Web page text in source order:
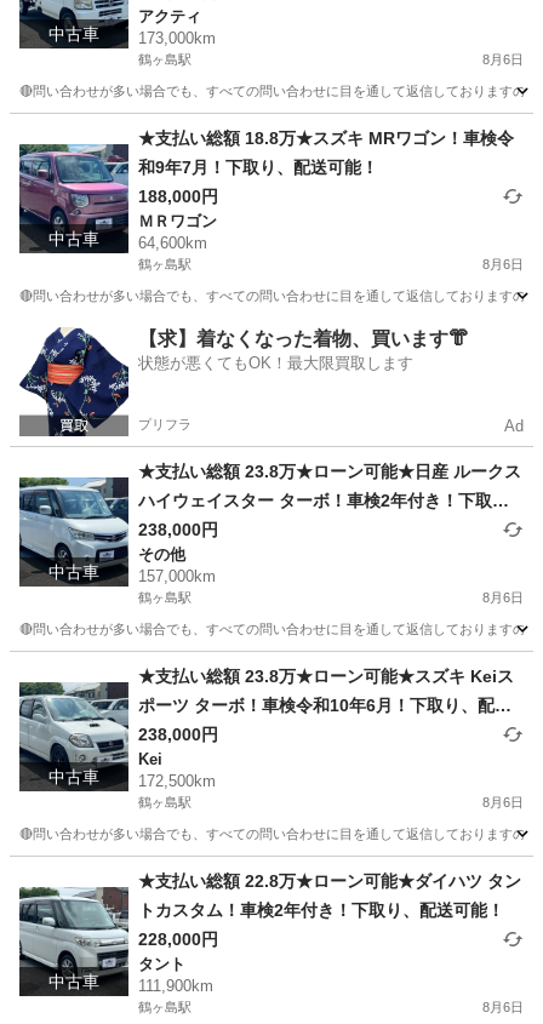
中古車
アクティ
173,000km
鶴ヶ島駅 8月6日
🔴問い合わせが多い場合でも、すべての問い合わせに目を通して返信しております
鶴ヶ島駅 アクティ 車両
中古車
★支払い総額 18.8万★スズキ MRワゴン！車検令
和9年7月！下取り、配送可能！
188,000円
ＭＲワゴン
64,600km
鶴ヶ島駅 8月6日
🔴問い合わせが多い場合でも、すべての問い合わせに目を通して返信しております
埼玉 川越市 鶴ヶ島駅 ＭＲワゴン 車両
【求】着なくなった着物、買います👘
状態が悪くてもOK！最大限買取します
プリフラ Ad
中古車
★支払い総額 23.8万★ローン可能★日産 ルークス
ハイウェイスター ターボ！車検2年付き！下取
り、配送可能！
238,000円
その他
157,000km
鶴ヶ島駅 8月6日
🔴問い合わせが多い場合でも、すべての問い合わせに目を通して返信しております
鶴ヶ島駅 その他
中古車
★支払い総額 23.8万★ローン可能★スズキ Keiス
ポーツ ターボ！車検令和10年6月！下取り、配送
可能！
238,000円
Kei
172,500km
鶴ヶ島駅 8月6日
🔴問い合わせが多い場合でも、すべての問い合わせに目を通して返信しております
鶴ヶ島駅 Kei 車両
中古車
★支払い総額 22.8万★ローン可能★ダイハツ タン
トカスタム！車検2年付き！下取り、配送可能！
228,000円
タント
111,900km
鶴ヶ島駅 8月6日